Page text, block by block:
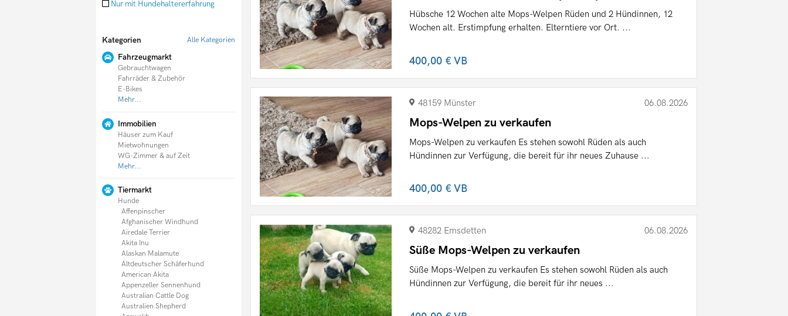
Doodle
English Setter
Entlebucher Sennenhund
Fila Brasileiro
Flat Coated Retriever
Foxterrier
Französische Bulldogge
Germanischer Bärenhund
Goldendoodle
Golden Retriever
Gordon Setter
Greyhound
Groenendael
Holländischer Schäferhund
Hovawart
Irischer Wolfshund
Irish Setter
Irish Soft Coated Wheaten Terrier
Irish Terrier
Italienisches Windspiel
Jack Russel Terrier
Kangal
Kaukasischer Owtscharka
Kleiner Münsterländer
Nur mit Hundehaltererfahrung
Kategorien Alle Kategorien
Fahrzeugmarkt
Gebrauchtwagen
Fahrräder & Zubehör
E-Bikes
Mehr...
Immobilien
Häuser zum Kauf
Mietwohnungen
WG-Zimmer & auf Zeit
Mehr...
Tiermarkt
Hunde
Affenpinscher
Afghanischer Windhund
Airedale Terrier
Akita Inu
Alaskan Malamute
Altdeutscher Schäferhund
American Akita
Appenzeller Sennenhund
Australian Cattle Dog
Australien Shepherd
Hübsche 12 Wochen alte Mops-Welpen Rüden und 2 Hündinnen, 12
Wochen alt. Erstimpfung erhalten. Elterntiere vor Ort. ...
400,00 €VB
48159 Münster 06.08.2026
Mops-Welpen zu verkaufen
Mops-Welpen zu verkaufen Es stehen sowohl Rüden als auch
Hündinnen zur Verfügung, die bereit für ihr neues Zuhause ...
400,00 €VB
48282 Emsdetten 06.08.2026
Süße Mops-Welpen zu verkaufen
Süße Mops-Welpen zu verkaufen Es stehen sowohl Rüden als auch
Hündinnen zur Verfügung, die bereit für ihr neues ...